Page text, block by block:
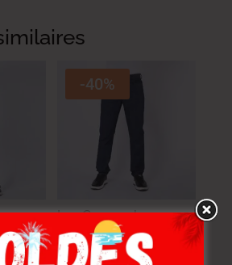
-40%
Lee Cooper Jean
Maingu-00 Lc115
Homme Stone 3